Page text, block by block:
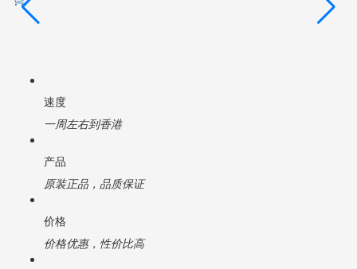
速度
一周左右到香港
产品
原装正品，品质保证
价格
价格优惠，性价比高